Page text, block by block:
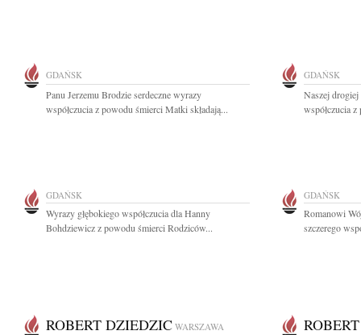
GDAŃSK
Panu Jerzemu Brodzie serdeczne wyrazy
współczucia z powodu śmierci Matki składają...
GDAŃSK
Naszej
współczucia
GDAŃSK
Wyrazy głębokiego współczucia dla Hanny
Bohdziewicz z powodu śmierci Rodziców...
GDAŃSK
Romanowi
szczerego
ROBERT DZIEDZIC WARSZAWA